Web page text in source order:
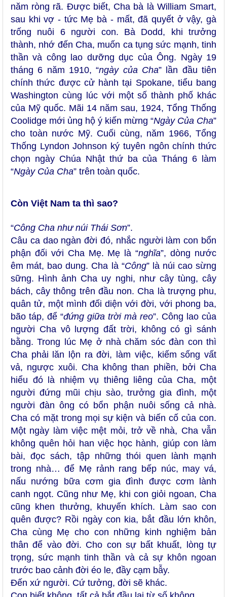
năm ròng rã. Được biết, Cha bà là William Smart,
sau khi vợ - tức Mẹ bà - mất, đã quyết ở vậy, gà
trống nuôi 6 người con. Bà Dodd, khi trưởng
thành, nhớ đến Cha, muốn ca tụng sức mạnh, tinh
thần và công lao dưỡng dục của Ông. Ngày 19
tháng 6 năm 1910, “ngày của Cha” lần đầu tiên
chính thức được cử hành tại Spokane, tiểu bang
Washington cùng lúc với một số thành phố khác
của Mỹ quốc. Mãi 14 năm sau, 1924, Tổng Thống
Coolidge mới ủng hộ ý kiến mừng “Ngày Của Cha”
cho toàn nước Mỹ. Cuối cùng, năm 1966, Tổng
Thống Lyndon Johnson ký tuyên ngôn chính thức
chọn ngày Chúa Nhật thứ ba của Tháng 6 làm
“Ngày Của Cha” trên toàn quốc.
Còn Việt Nam ta thì sao?
“Công Cha như núi Thái Sơn”.
Câu ca dao ngàn đời đó, nhắc người làm con bổn
phận đối với Cha Mẹ. Mẹ là “nghĩa”, dòng nước
êm mát, bao dung. Cha là“Công” là núi cao sừng
sững. Hình ảnh Cha uy nghi, như cây tùng, cây
bách, cây thông trên đầu non. Cha là trượng phu,
quân tử, một mình đối diện với đời, với phong ba,
bão táp, để “đứng giữa trời mà reo”. Công lao của
người Cha vô lượng đất trời, không có gì sánh
bằng. Trong lúc Mẹ ở nhà chăm sóc đàn con thì
Cha phải lăn lộn ra đời, làm việc, kiếm sống vất
vả, ngược xuôi. Cha không than phiền, bởi Cha
hiểu đó là nhiệm vụ thiêng liêng của Cha, một
người đứng mũi chịu sào, trưởng gia đình, một
người đàn ông có bổn phận nuôi sống cả nhà.
Cha có mặt trong mọi sự kiện và biến cố của con.
Một ngày làm việc mệt mỏi, trở về nhà, Cha vẫn
không quên hỏi han việc học hành, giúp con làm
bài, đọc sách, tập những thói quen lành mạnh
trong nhà… để Mẹ rảnh rang bếp núc, may vá,
nấu nướng bữa cơm gia đình được cơm lành
canh ngọt. Cũng như Mẹ, khi con giỏi ngoan, Cha
cũng khen thưởng, khuyến khích. Làm sao con
quên được? Rồi ngày con kia, bắt đầu lớn khôn,
Cha cùng Mẹ cho con những kinh nghiệm bản
thân để vào đời. Cho con sự bất khuất, lòng tự
trọng, sức mạnh tinh thần và cả sự khôn ngoan
trước bao cảnh đời éo le, đầy cạm bẫy.
Đến xứ người. Cứ tưởng, đời sẽ khác.